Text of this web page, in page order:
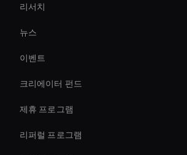
AI 비디오 트랜지션 메이커
Conversational Ai Avatar
Holographic Virtual Assistant
Holographic Avatar For Retail Stores
리서치
뉴스
이벤트
크리에이터 펀드
제휴 프로그램
리퍼럴 프로그램